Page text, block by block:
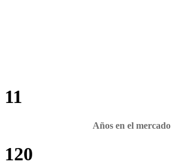
11
Años en el mercado
120